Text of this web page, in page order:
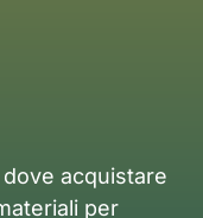
dove acquistare
per